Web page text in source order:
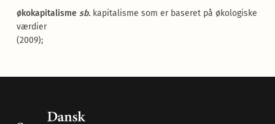
økokapitalisme sb. kapitalisme som er baseret på økologiske
værdier
(2009);